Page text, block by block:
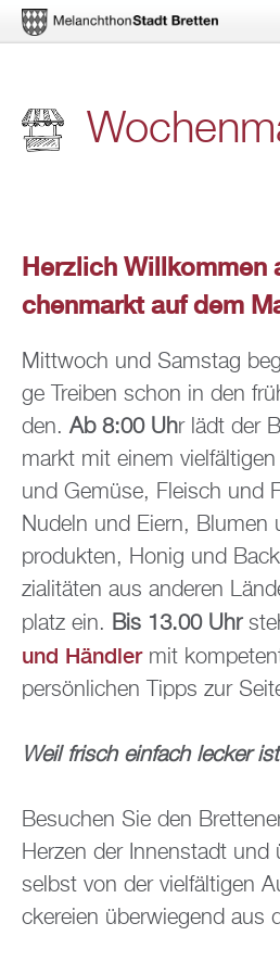
rekt
Herz­lich
chen­markt auf dem
Mitt­woch und Sams­tag
ge Trei­ben schon in den
den.Ab 8:00 Uhr lädt der
markt mit einem
und Ge­mü­se, Fleisch und
Nu­deln und Eiern,
pro­duk­ten, Honig und
zia­li­tä­ten aus an­de­ren
platz ein. Bis 13.00 Uhr
und Händ­lermit
per­sön­li­chen Tipps zur
Weil frisch ein­fach le­cker
Be­su­chen Sie den
Her­zen der In­nen­stadt und
selbst von der viel­fäl­ti­gen
cke­rei­en über­wie­gend aus